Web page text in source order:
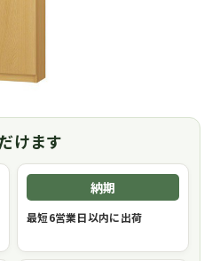
けます
納期
最短6営業日以内に出荷